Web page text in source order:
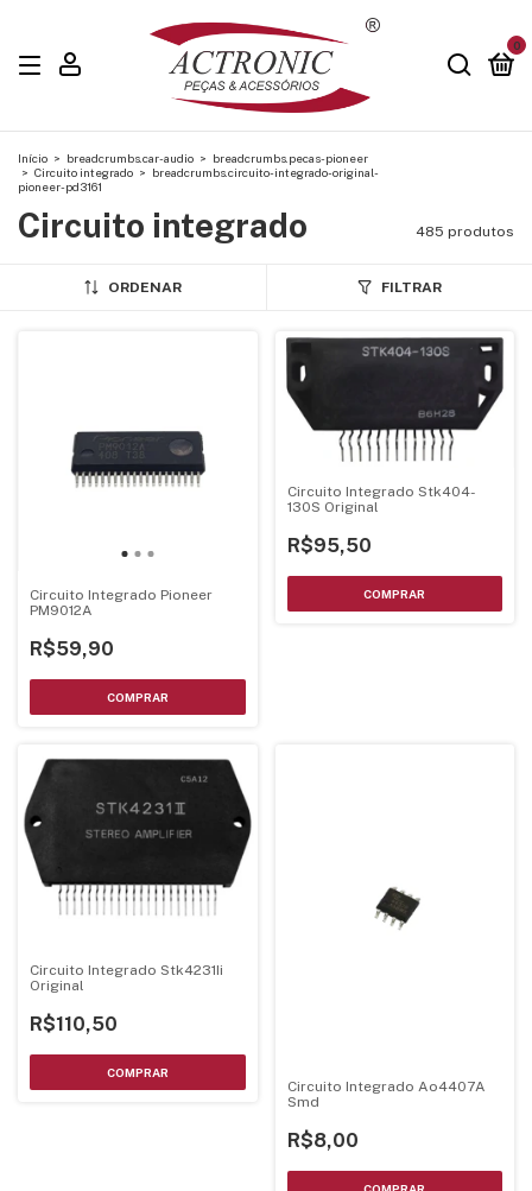
0
Início > breadcrumbs.car-audio > breadcrumbs.pecas-pioneer
> Circuito integrado > breadcrumbs.circuito-integrado-original-
pioneer-pd3161
Circuito integrado 485 produtos
ORDENAR FILTRAR
Circuito Integrado Pioneer
PM9012A
R$59,90
Circuito Integrado Stk404-
130S Original
R$95,50
Circuito Integrado Stk4231Ii
Original
R$110,50
Circuito Integrado Ao4407A
Smd
R$8,00